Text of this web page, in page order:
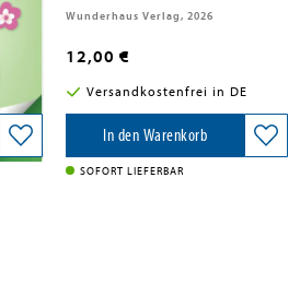
Wunderhaus Verlag, 2026
12,00 €
Versandkostenfrei in DE
In den Warenkorb
SOFORT LIEFERBAR